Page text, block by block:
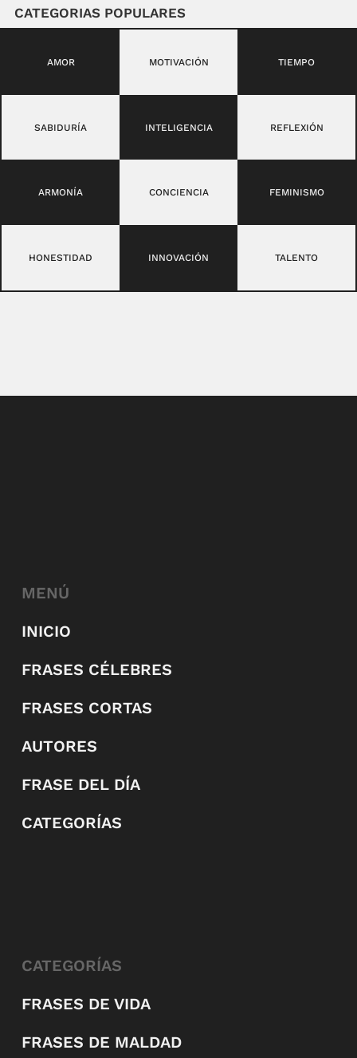
CATEGORIAS POPULARES
AMOR MOTIVACIÓN TIEMPO
SABIDURÍA INTELIGENCIA REFLEXIÓN
ARMONÍA CONCIENCIA FEMINISMO
HONESTIDAD INNOVACIÓN TALENTO
MENÚ
INICIO
FRASES CÉLEBRES
FRASES CORTAS
AUTORES
FRASE DEL DÍA
CATEGORÍAS
CATEGORÍAS
FRASES DE VIDA
FRASES DE MALDAD